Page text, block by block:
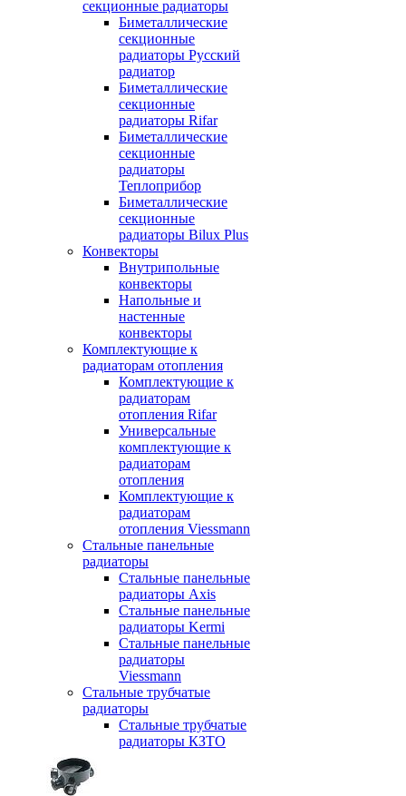
секционные радиаторы
Биметаллические
секционные
радиаторы Русский
радиатор
Биметаллические
секционные
радиаторы Rifar
Биметаллические
секционные
радиаторы
Теплоприбор
Биметаллические
секционные
радиаторы Bilux Plus
Конвекторы
Внутрипольные
конвекторы
Напольные и
настенные
конвекторы
Комплектующие к
радиаторам отопления
Комплектующие к
радиаторам
отопления Rifar
Универсальные
комплектующие к
радиаторам
отопления
Комплектующие к
радиаторам
отопления Viessmann
Стальные панельные
радиаторы
Стальные панельные
радиаторы Axis
Стальные панельные
радиаторы Kermi
Стальные панельные
радиаторы
Viessmann
Стальные трубчатые
радиаторы
Стальные трубчатые
радиаторы КЗТО